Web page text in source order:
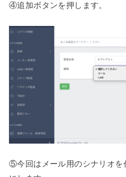
④追加ボタンを押します。
⑤今回はメール用のシナリオを